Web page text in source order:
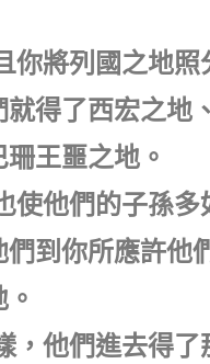
你將列國之地照
就得了西宏之地
王噩之地。
使他們的子孫多
們到你所應許他
，他們進去得了